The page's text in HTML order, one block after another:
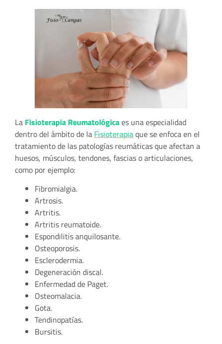
La Fisioterapia Reumatológicaes una especialidad
dentro del ámbito de la Fisioterapiaque se enfoca en el
tratamiento de las patologías reumáticas que afectan a
huesos, músculos, tendones, fascias o articulaciones,
como por ejemplo:
Fibromialgia.
Artrosis.
Artritis.
Artritis reumatoide.
Espondilitis anquilosante.
Osteoporosis.
Esclerodermia.
Degeneración discal.
Enfermedad de Paget.
Osteomalacia.
Gota.
Tendinopatías.
Bursitis.